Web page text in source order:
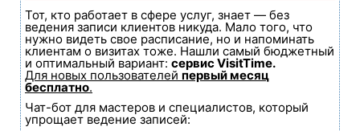
Тот, кто работает в сфере услуг, знает — без
ведения записи клиентов никуда. Мало того, что
нужно видеть свое расписание, но и напоминать
клиентам о визитах тоже. Нашли самый бюджетный
и оптимальный вариант: сервис VisitTime.
Для новых пользователей первый месяц
бесплатно.
Чат-бот для мастеров и специалистов, который
упрощает ведение записей: